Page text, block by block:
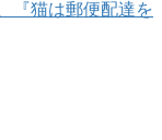
『猫は郵便配達を